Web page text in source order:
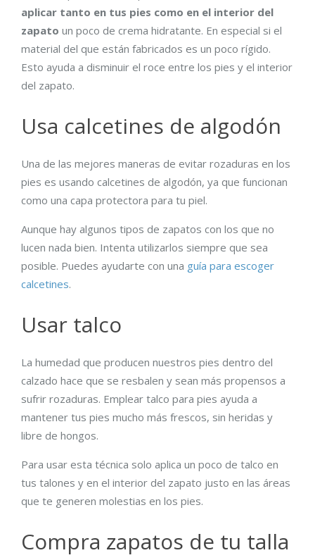
aplicar tanto en tus pies como en el interior del
zapato un poco de crema hidratante. En especial si el
material del que están fabricados es un poco rígido.
Esto ayuda a disminuir el roce entre los pies y el interior
del zapato.
Usa calcetines de algodón
Una de las mejores maneras de evitar rozaduras en los
pies es usando calcetines de algodón, ya que funcionan
como una capa protectora para tu piel.
Aunque hay algunos tipos de zapatos con los que no
lucen nada bien. Intenta utilizarlos siempre que sea
posible. Puedes ayudarte con una guía para escoger
calcetines.
Usar talco
La humedad que producen nuestros pies dentro del
calzado hace que se resbalen y sean más propensos a
sufrir rozaduras. Emplear talco para pies ayuda a
mantener tus pies mucho más frescos, sin heridas y
libre de hongos.
Para usar esta técnica solo aplica un poco de talco en
tus talones y en el interior del zapato justo en las áreas
que te generen molestias en los pies.
Compra zapatos de tu talla